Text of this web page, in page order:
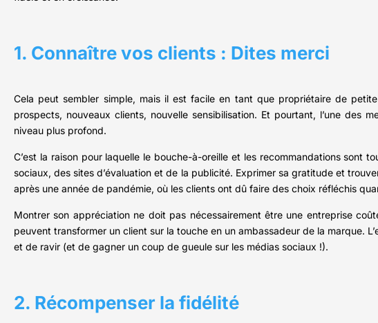
1. Connaître vos clients : Dites merci
Cela peut sembler simple, mais il est facile en tant que propriétaire de
prospects, nouveaux clients, nouvelle sensibilisation. Et pourtant, l’une des
niveau plus profond.
C’est la raison pour laquelle le bouche-à-oreille et les recommandations sont
sociaux, des sites d’évaluation et de la publicité. Exprimer sa gratitude et
après une année de pandémie, où les clients ont dû faire des choix réfléchis
Montrer son appréciation ne doit pas nécessairement être une entreprise
peuvent transformer un client sur la touche en un ambassadeur de la marque.
et de ravir (et de gagner un coup de gueule sur les médias sociaux !).
2. Récompenser la fidélité